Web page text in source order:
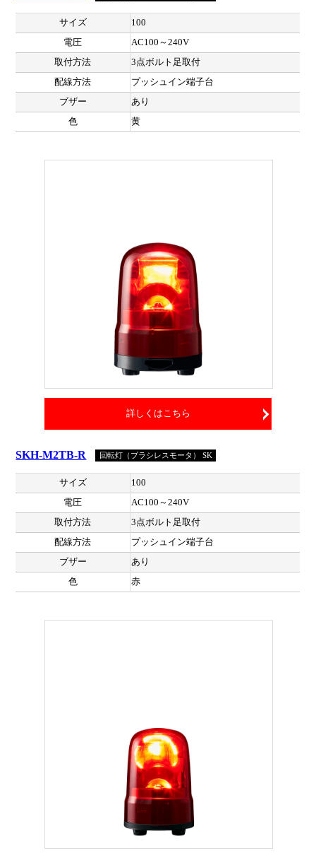
サイズ
100
電圧
AC100～240V
取付方法
3点ボルト足取付
配線方法
プッシュイン端子台
ブザー
あり
色
黄
詳しくはこちら
SKH-M2TB-R 回転灯（ブラシレスモータ） SK
サイズ
100
電圧
AC100～240V
取付方法
3点ボルト足取付
配線方法
プッシュイン端子台
ブザー
あり
色
赤